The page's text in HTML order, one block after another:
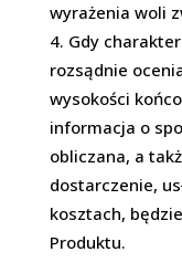
wyrażenia woli
Gdy
rozsądnie
wysokości
informacja o
obliczana, a
dostarczenie,
kosztach,
Produktu.